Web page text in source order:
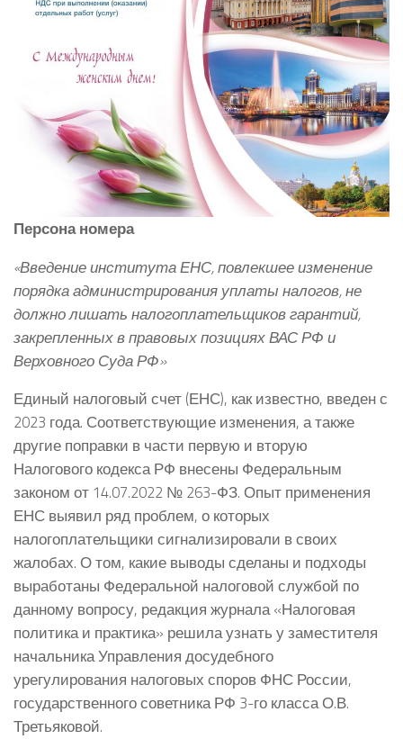
Персона номера
«Введение института ЕНС, повлекшее изменение
порядка администрирования уплаты налогов, не
должно лишать налогоплательщиков гарантий,
закрепленных в правовых позициях ВАС РФ и
Верховного Суда РФ»
Единый налоговый счет (ЕНС), как известно, введен с
2023 года. Соответствующие изменения, а также
другие поправки в части первую и вторую
Налогового кодекса РФ внесены Федеральным
законом от 14.07.2022 № 263-ФЗ. Опыт применения
ЕНС выявил ряд проблем, о которых
налогоплательщики сигнализировали в своих
жалобах. О том, какие выводы сделаны и подходы
выработаны Федеральной налоговой службой по
данному вопросу, редакция журнала «Налоговая
политика и практика» решила узнать у заместителя
начальника Управления досудебного
урегулирования налоговых споров ФНС России,
государственного советника РФ 3-го класса О.В.
Третьяковой.